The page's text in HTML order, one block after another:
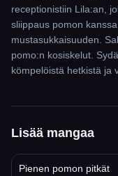
receptionistiin Lila:an,
sliippaus pomon
mustasukkaisuuden.
pomo:n kosiskelut.
kömpelöistä hetkistä ja
Lisää mangaa
Pienen pomon pitkät